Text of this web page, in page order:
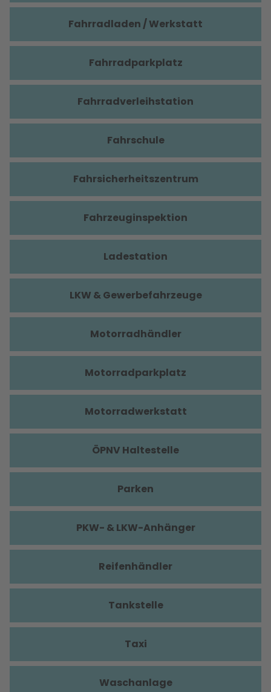
Fahrradladen / Werkstatt
Fahrradparkplatz
Fahrradverleihstation
Fahrschule
Fahrsicherheitszentrum
Fahrzeuginspektion
Ladestation
LKW & Gewerbefahrzeuge
Motorradhändler
Motorradparkplatz
Motorradwerkstatt
ÖPNV Haltestelle
Parken
PKW- & LKW-Anhänger
Reifenhändler
Tankstelle
Taxi
Waschanlage